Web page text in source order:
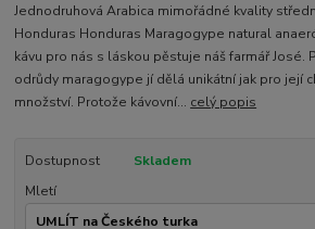
Jednodruhová Arabica mimořádné kvality
Honduras Honduras Maragogype natural
kávu pro nás s láskou pěstuje náš farmář José.
odrůdy maragogype jí dělá unikátní jak pro její
množství. Protože kávovní... celý popis
Dostupnost
Skladem
Mletí